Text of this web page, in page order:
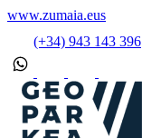
www.zumaia.eus
(+34) 943 143 396